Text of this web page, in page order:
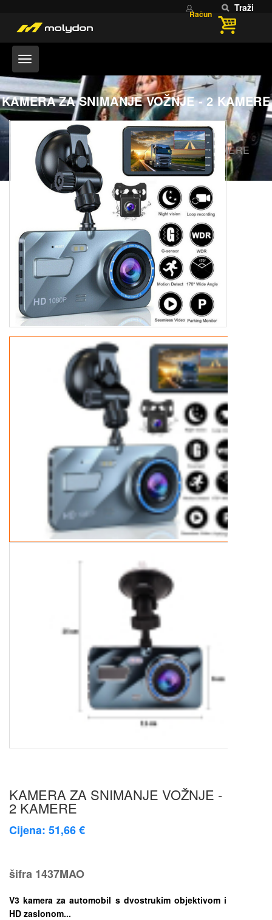
Račun
Traži
KAMERA ZA SNIMANJE VOŽNJE - 2 KAMERE
Home
PARKING SENZORI
KAMERA ZA SNIMANJE VOŽNJE - 2 KAMERE
KAMERA ZA SNIMANJE VOŽNJE -
2 KAMERE
Cijena: 51,66 €
šifra 1437MAO
V3 kamera za automobil s dvostrukim objektivom i
HD zaslonom...